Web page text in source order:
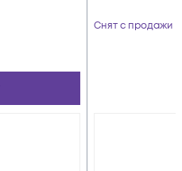
Снят с продажи